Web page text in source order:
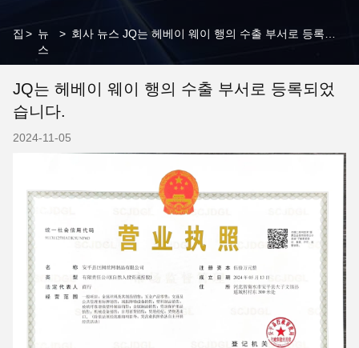
집 > 뉴
스
>
JQ는 헤베이 웨이 행의 수출 부서로 등록되었
습니다.
2024-11-05